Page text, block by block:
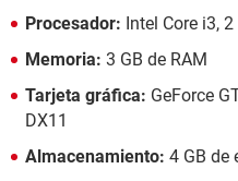
Procesador: Intel Core i3, 2
Memoria: 3 GB de RAM
Tarjeta gráfica: GeForce
DX11
Almacenamiento: 4 GB de